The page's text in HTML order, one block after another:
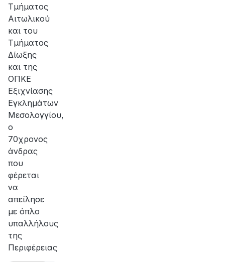
Τμήματος
Αιτωλικού
και του
Τμήματος
Δίωξης
και της
ΟΠΚΕ
Εξιχνίασης
Εγκλημάτων
Μεσολογγίου,
ο
70χρονος
άνδρας
που
φέρεται
να
απείλησε
με όπλο
υπαλλήλους
της
Περιφέρειας